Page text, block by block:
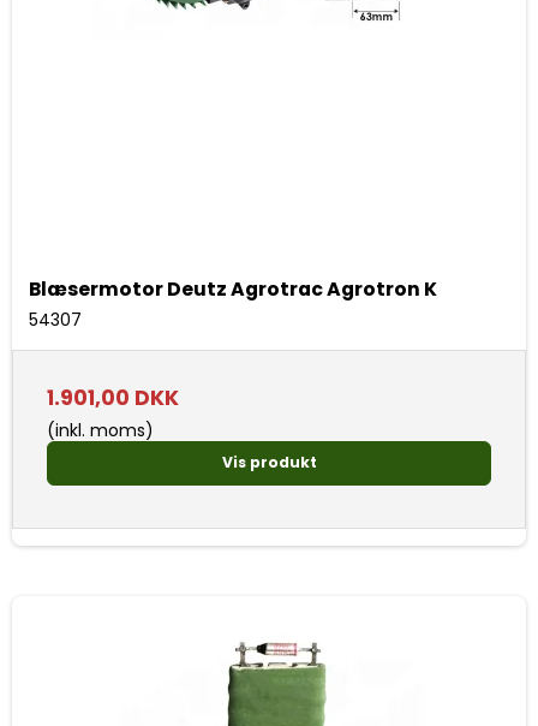
Blæsermotor Deutz Agrotrac Agrotron K
54307
1.901,00 DKK
(inkl. moms)
Vis produkt